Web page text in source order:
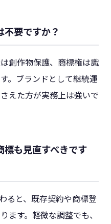
要ですか？
創作物保護、商標権は識
。ブランドとして継続運
えた方が実務上は強いで
標も見直すべきです
ると、既存契約や商標登
ます。軽微な調整でも、